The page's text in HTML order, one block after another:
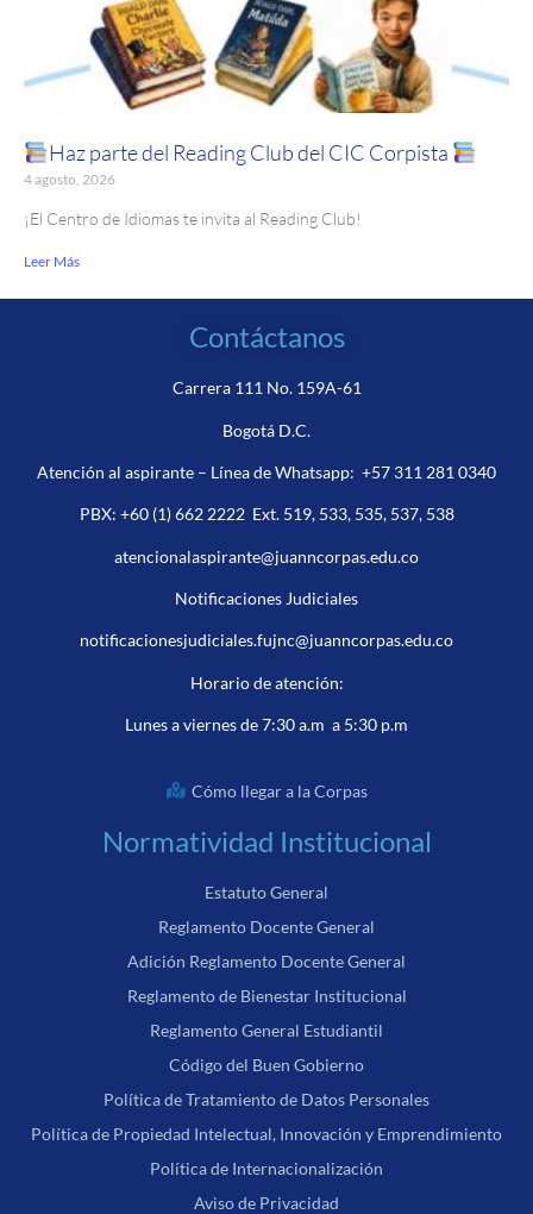
Haz parte del Reading Club del CIC Corpista
4 agosto, 2026
¡El Centro de Idiomas te invita al Reading Club!
Leer Más
Contáctanos
Carrera 111 No. 159A-61
Bogotá D.C.
Atención al aspirante – Línea de Whatsapp: +57 311 281 0340
PBX: +60 (1) 662 2222Ext. 519, 533, 535, 537, 538
atencionalaspirante@juanncorpas.edu.co
Notificaciones Judiciales
notificacionesjudiciales.fujnc@juanncorpas.edu.co
Horario de atención:
Lunes a viernes de 7:30 a.m a 5:30 p.m
Cómo llegar a la Corpas
Normatividad Institucional
Estatuto General
Reglamento Docente General
Adición Reglamento Docente General
Reglamento de Bienestar Institucional
Reglamento General Estudiantil
Código del Buen Gobierno
Política de Tratamiento de Datos Personales
Política de Propiedad Intelectual, Innovación y Emprendimiento
Política de Internacionalización
Aviso de Privacidad